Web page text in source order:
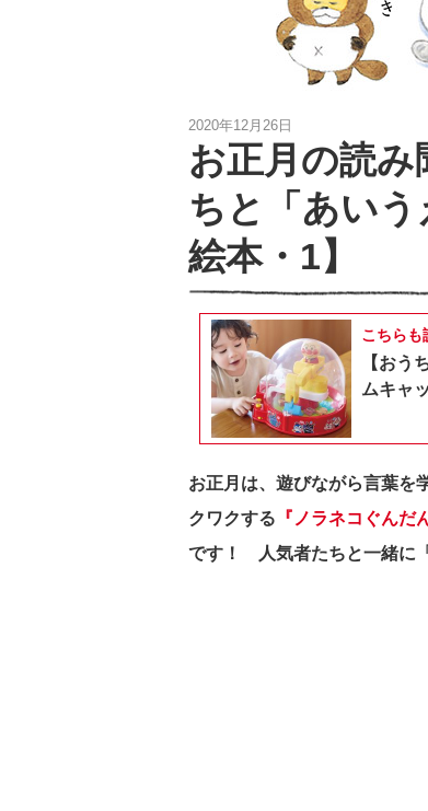
2020年12月26日
お正月の読
ちと「あい
絵本・1】
こちらも
【おう
ムキャ
お正月は、遊びながら言葉
クワクする 『ノラネコぐんだ
です！ 人気者たちと一緒に